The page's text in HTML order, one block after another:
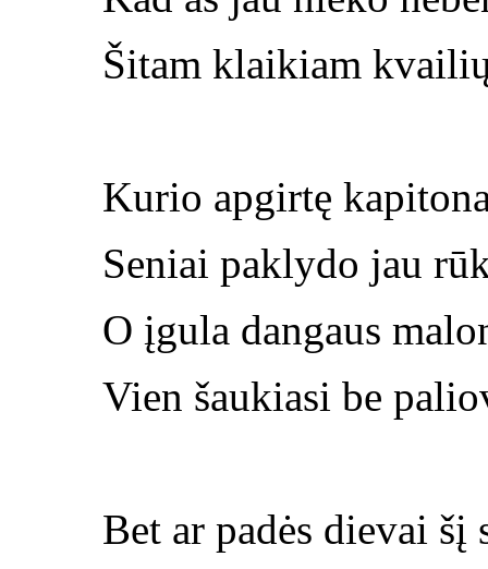
Šitam klaikiam
Kurio apgirtę
Seniai paklydo jau
O įgula dangaus
Vien šaukiasi be
Bet ar padės dievai šį